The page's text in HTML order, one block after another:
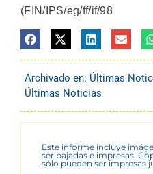
(FIN/IPS/eg/ff/if/98
Archivado en: Últimas
Últimas Noticias
Este informe incluye
ser bajadas e impresas.
sólo pueden ser impresas